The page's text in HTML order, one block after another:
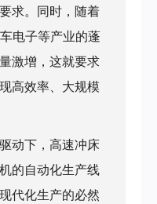
求。同时，随着
电子等产业的蓬
激增，这就要求
高效率、大规模
动下，高速冲床
的自动化生产线
代化生产的必然